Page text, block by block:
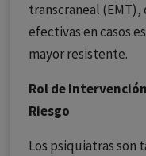
transcraneal
efectivas en casos
mayor resistente.
Rol de
Riesgo
Los psiquiatras son